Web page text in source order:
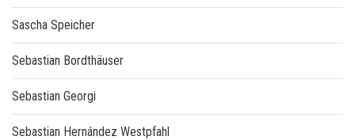
Sascha Speicher
Sebastian Bordthäuser
Sebastian Georgi
Sebastian Hernández Westpfahl